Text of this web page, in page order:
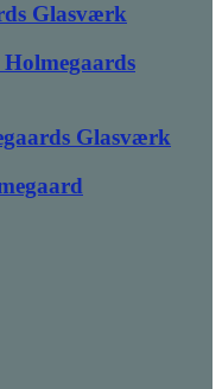
Glasværk
Glasværk